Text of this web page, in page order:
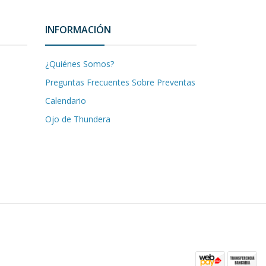
INFORMACIÓN
¿Quiénes Somos?
Preguntas Frecuentes Sobre Preventas
Calendario
Ojo de Thundera